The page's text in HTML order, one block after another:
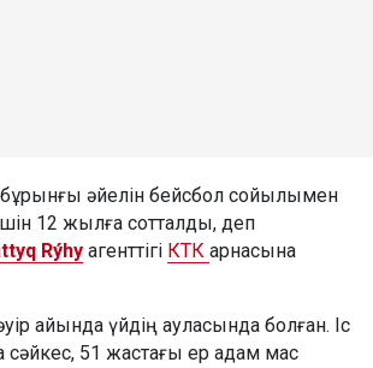
әйелін бейсбол сойылымен
12 жылға сотталды, деп
Rýhy агенттігі КТК арнасына
айында үйдің ауласында болған. Іс
сәйкес, 51 жастағы ер адам мас